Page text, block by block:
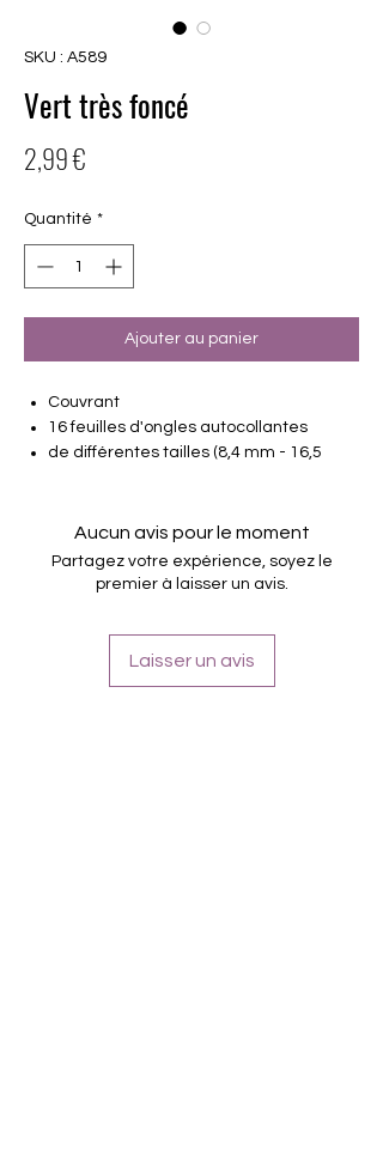
SKU : A589
Vert très foncé
2,99 €
Quantité *
Ajouter au panier
Couvrant
16 feuilles d'ongles autocollantes
de différentes tailles (8,4 mm - 16,5
Dure jusqu'à 14 jours
Aucun avis pour le moment
Partagez votre expérience, soyez le
premier à laisser un avis.
Laisser un avis